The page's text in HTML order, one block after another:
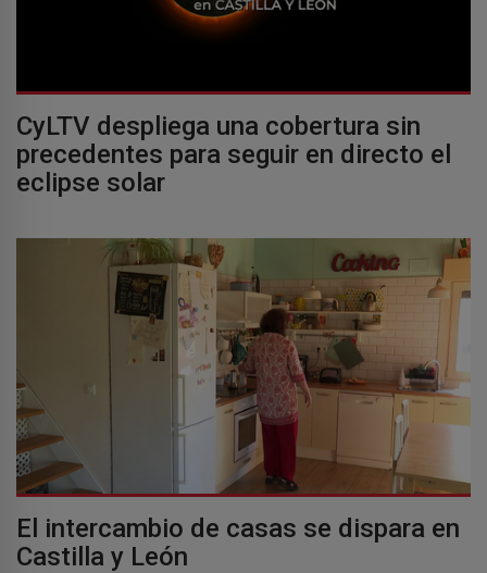
CyLTV despliega una cobertura sin
precedentes para seguir en directo el
eclipse solar
El intercambio de casas se dispara en
Castilla y León